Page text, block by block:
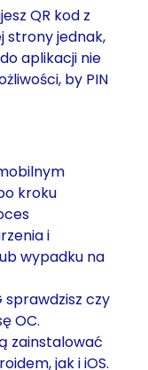
QR kod z
strony jednak,
aplikacji nie
by PIN
kroku
i
wypadku na
sprawdzisz czy
OC.
zainstalować
jak i iOS.